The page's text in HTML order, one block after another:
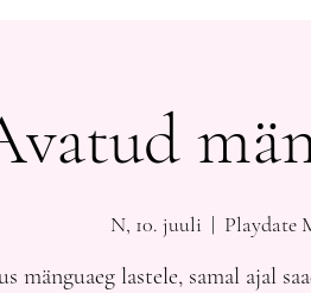
N, 10. juuli
  |
Playdate
mänguaeg lastele, samal ajal